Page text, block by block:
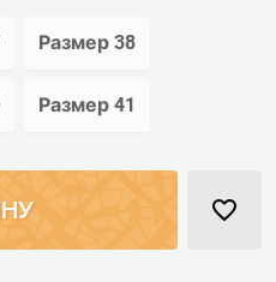
Размер 38
Размер 41
favorite_border